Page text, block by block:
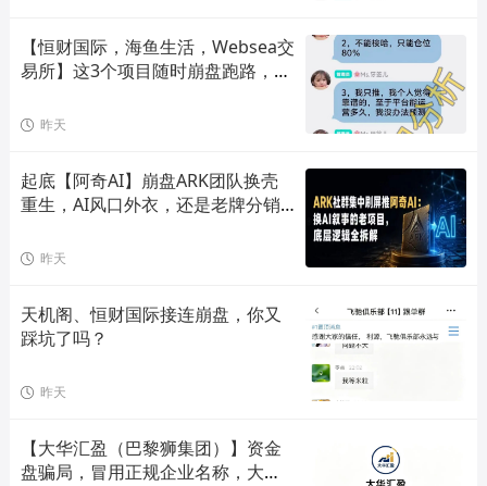
【恒财国际，海鱼生活，Websea交
易所】这3个项目随时崩盘跑路，赶
昨天
起底【阿奇AI】崩盘ARK团队换壳
重生，AI风口外衣，还是老牌分销
昨天
天机阁、恒财国际接连崩盘，你又
踩坑了吗？
昨天
【大华汇盈（巴黎狮集团）】资金
盘骗局，冒用正规企业名称，大量